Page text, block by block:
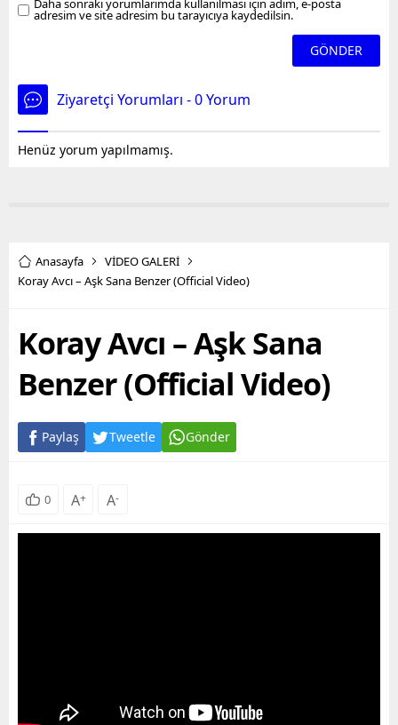
Daha sonraki yorumlarımda kullanılması için adım, e-posta
adresim ve site adresim bu tarayıcıya kaydedilsin.
Ziyaretçi Yorumları - 0 Yorum
Henüz yorum yapılmamış.
Anasayfa
VİDEO GALERİ
Koray Avcı – Aşk Sana Benzer (Official Video)
Koray Avcı – Aşk Sana
Benzer (Official Video)
Paylaş Tweetle Gönder
0 A+ A-